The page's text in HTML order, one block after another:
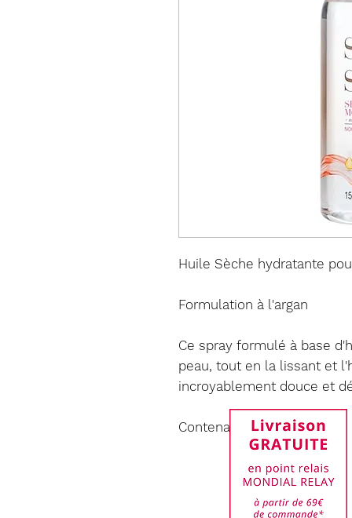
Huile Sèche hydratante
Formulation à l'argan
Ce spray formulé à base d'
peau, tout en la lissant et
incroyablement douce et
Contenance 150ml